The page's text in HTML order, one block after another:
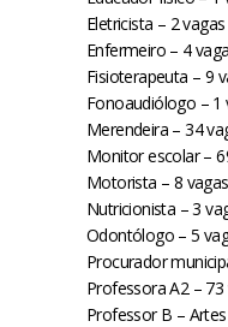
Eletricista – 2 vagas
Enfermeiro – 4
Fisioterapeuta – 9
Fonoaudiólogo – 1
Merendeira – 34
Monitor escolar –
Motorista – 8 vagas
Nutricionista – 3
Odontólogo – 5
Procurador
Professora A2 – 73
Professor B –